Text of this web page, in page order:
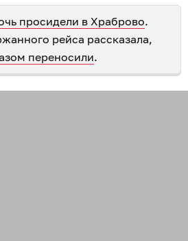
просидели в Храброво.
рейса рассказала,
переносили.